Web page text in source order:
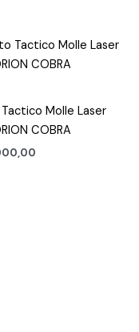
Molle Laser
COBRA